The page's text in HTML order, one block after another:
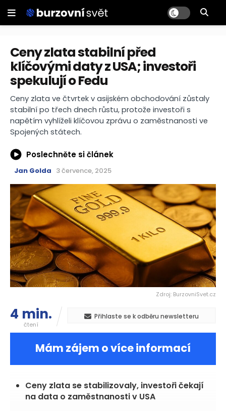
Ceny zlata stabilní před
klíčovými daty z USA; investoři
spekulují o Fedu
Ceny zlata ve čtvrtek v asijském obchodování zůstaly
stabilní po třech dnech růstu, protože investoři s
napětím vyhlíželi klíčovou zprávu o zaměstnanosti ve
Spojených státech.
Poslechněte si článek
Jan Golda 3 července, 2025
Zdroj: BurzovniSvet.cz
4 min.
čtení
Přihlaste se k odběru newsletteru
Mám zájem o více informací
Ceny zlata se stabilizovaly, investoři čekají
na data o zaměstnanosti v USA